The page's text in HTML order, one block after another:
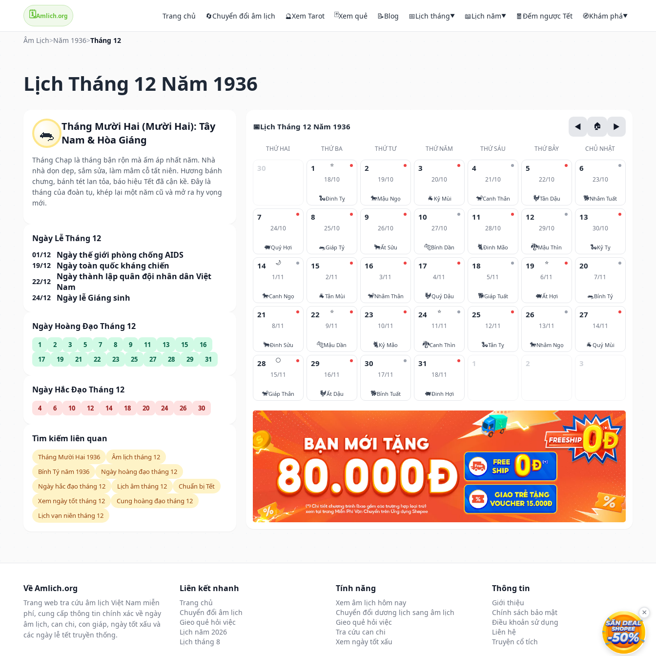
🗓️Amlich.org Trang chủ 🔄Chuyển đổi âm lịch 🔮Xem Tarot 🃏Xem quẻ 📝Blog 📅Lịch tháng▼ 📖Lịch năm▼ 🧧Đếm ngược Tết 🧭Khám phá▼
Âm Lịch>Năm 1936>Tháng 12
Lịch Tháng 12 Năm 1936
🐀 Tháng Mười Hai (Mười Hai): Tây
Nam & Hòa Giáng
Tháng Chạp là tháng bận rộn mà ấm áp nhất năm. Nhà
nhà dọn dẹp, sắm sửa, làm mâm cỗ tất niên. Hương bánh
chưng, bánh tét lan tỏa, báo hiệu Tết đã cận kề. Đây là
tháng của đoàn tụ, khép lại một năm cũ và mở ra hy vọng
mới.
Ngày Lễ Tháng 12
01/12 Ngày thế giới phòng chống AIDS
19/12 Ngày toàn quốc kháng chiến
22/12
Ngày thành lập quân đội nhân dân Việt
Nam
24/12 Ngày lễ Giáng sinh
Ngày Hoàng Đạo Tháng 12
1 2 3 5 7 8 9 11 13 15
16
17
19 21 22 23 25 27 28 29 31
Ngày Hắc Đạo Tháng 12
4 6 10 12 14 18 20 24 26 30
Tìm kiếm liên quan
Tháng Mười Hai 1936
Âm lịch tháng 12
Bính Tý năm 1936
Ngày hoàng đạo tháng 12
Ngày hắc đạo tháng 12
Lịch âm tháng 12
Chuẩn bị Tết
Xem ngày tốt tháng 12
Cung hoàng đạo tháng 12
Lịch vạn niên tháng 12
Lịch Tháng 12 Năm 1936
THỨ HAI THỨ BA THỨ TƯ THỨ NĂM THỨ SÁU THỨ BẢY CHỦ NHẬT
30 ⭐
1
18/10
🐍Đinh Tỵ
2
19/10
🐎Mậu Ngọ
3
20/10
🐐 Kỷ Mùi
4
21/10
🐒Canh Thân
5
22/10
🐓Tân Dậu
6
23/10
🐕Nhâm Tuất
7
24/10
🐖Quý Hợi
8
25/10
🐀Giáp Tý
9
26/10
🐂Ất Sửu
10
27/10
🐅Bính Dần
11
28/10
🐈Đinh Mão
12
29/10
🐉Mậu Thìn
13
30/10
🐍Kỷ Tỵ
🌙
14
1/11
🐎Canh Ngọ
15
2/11
🐐Tân Mùi
16
3/11
🐒Nhâm Thân
17
4/11
🐓Quý Dậu
18
5/11
🐕Giáp Tuất
⭐
19
6/11
🐖Ất Hợi
20
7/11
🐀Bính Tý
21
8/11
🐂Đinh Sửu
⭐
22
9/11
🐅Mậu Dần
23
10/11
🐈Kỷ Mão
⭐
24
11/11
🐉Canh Thìn
25
12/11
🐍Tân Tỵ
26
13/11
🐎Nhâm Ngọ
27
14/11
🐐Quý Mùi
🌕
28
15/11
🐒Giáp Thân
29
16/11
🐓Ất Dậu
30
17/11
🐕Bính Tuất
31
18/11
🐖Đinh Hợi
1 2 3
Về Amlich.org
Trang web tra cứu âm lịch Việt Nam miễn
phí, cung cấp thông tin chính xác về ngày
âm lịch, can chi, con giáp, ngày tốt xấu và
các ngày lễ tết truyền thống.
Liên kết nhanh
Trang chủ
Chuyển đổi âm lịch
Gieo quẻ hỏi việc
Lịch năm 2026
Lịch tháng 8
Tính năng
Xem âm lịch hôm nay
Chuyển đổi dương lịch sang âm lịch
Gieo quẻ hỏi việc
Tra cứu can chi
Xem ngày tốt xấu
Thông tin
Giới thiệu
Chính sách bảo mật
Điều khoản sử dụng
Liên hệ
Truyện cổ tích
×